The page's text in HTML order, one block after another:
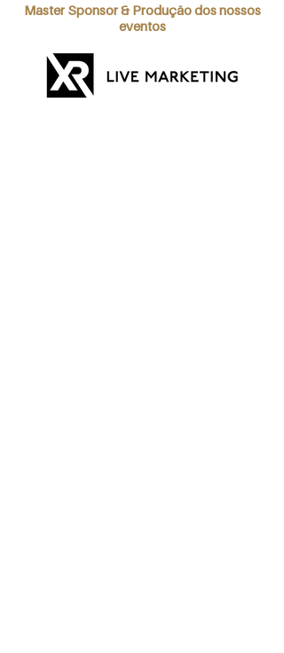
Master Sponsor & Produção dos nossos
eventos